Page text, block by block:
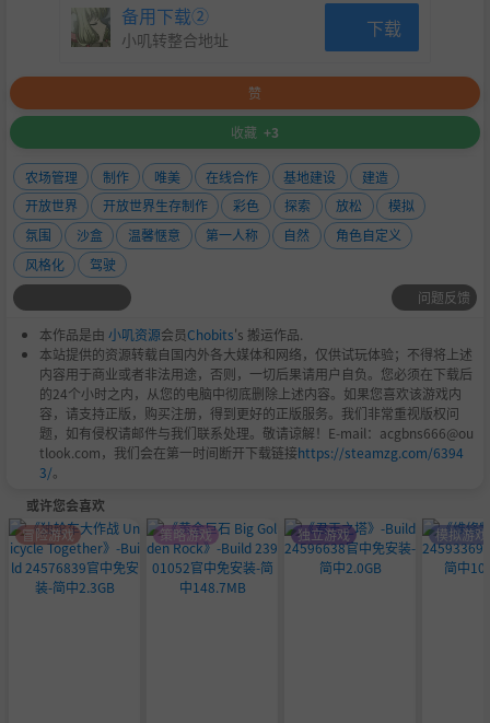
备用下载②
小叽转整合地址 下载
赞
收藏 +3
农场管理 制作 唯美 在线合作 基地建设
建造
开放世界
开放世界生存制作 彩色 探索 放松
模拟
氛围
沙盒 温馨惬意 第一人称 自然
角色自定义
风格化
驾驶
问题反馈
本作品是由 小叽资源会员Chobits's 搬运作品.
本站提供的资源转载自国内外各大媒体和网络，仅供试玩体验；不得将上述
内容用于商业或者非法用途，否则，一切后果请用户自负。您必须在下载后
的24个小时之内，从您的电脑中彻底删除上述内容。如果您喜欢该游戏内
容，请支持正版，购买注册，得到更好的正版服务。我们非常重视版权问
题，如有侵权请邮件与我们联系处理。敬请谅解！E-mail：acgbns666@ou
tlook.com，我们会在第一时间断开下载链接https://steamzg.com/6394
3/。
或许您会喜欢
冒险游戏 策略游戏 独立游戏 模拟游戏